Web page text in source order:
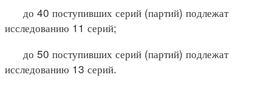
до 40 поступивших серий (партий) подлежат
исследованию 11 серий;
до 50 поступивших серий (партий) подлежат
исследованию 13 серий.